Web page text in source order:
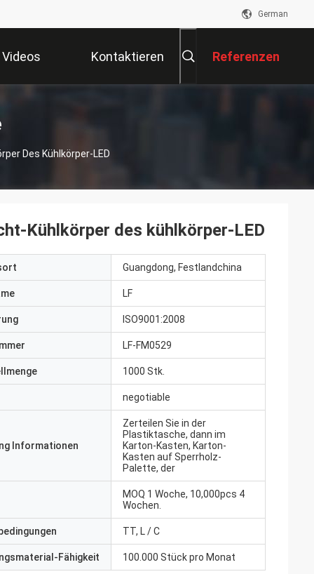
German
Videos Kontaktieren Referenzen
Des Kühlkörper-LED
Kühlkörper des kühlkörper-LED
Guangdong, Festlandchina
LF
ISO9001:2008
LF-FM0529
1000 Stk.
negotiable
Informationen
Zerteilen Sie in der
Plastiktasche, dann im
Karton-Kasten, Karton-
Kasten auf Sperrholz-
Palette, der
MOQ 1 Woche, 10,000pcs 4
Wochen.
TT, L / C
Fähigkeit 100.000 Stück pro Monat